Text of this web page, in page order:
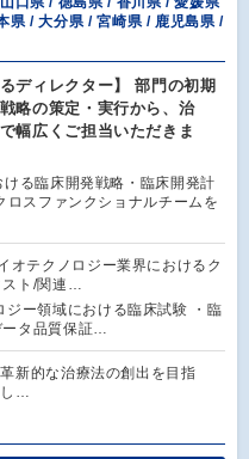
県 / 大分県 / 宮崎県 / 鹿児島県 /
ディレクター】 部門の初期
略の策定・実行から、治
幅広くご担当いただきま
る臨床開発戦略・臨床開発計
スファンクショナルチームを
オテクノロジー業界におけるク
スト/関連…
ジー領域における臨床試験 ・臨
ータ品質保証…
新的な治療法の創出を目指
し…